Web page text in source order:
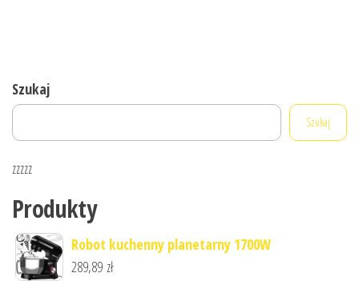
Szukaj
Szukaj
zzzzz
Produkty
Robot kuchenny planetarny 1700W
289,89 zł